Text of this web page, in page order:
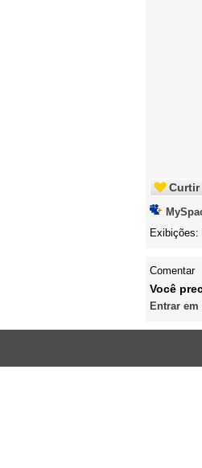
Curtir
Exibições:
Comentar
Você
Entrar